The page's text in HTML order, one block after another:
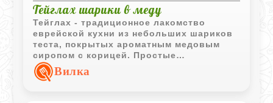
Тейглах шарики в меду
Тейглах - традиционное лакомство
еврейской кухни из небольших шариков
теста, покрытых ароматным медовым
сиропом с корицей. Простые
ингредиенты превращаются в
насыщенный десерт с характерным
Вилка